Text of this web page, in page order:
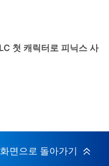
첫 캐릭터로 피닉스 사
면으로 돌아가기